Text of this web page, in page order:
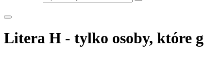
Litera H - tylko osoby, które